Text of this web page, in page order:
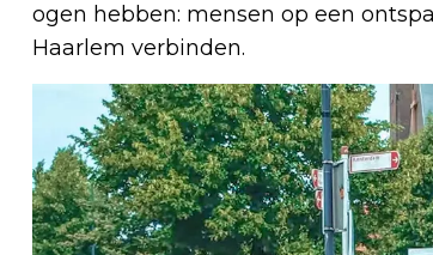
ogen hebben: mensen op een
Haarlem verbinden.